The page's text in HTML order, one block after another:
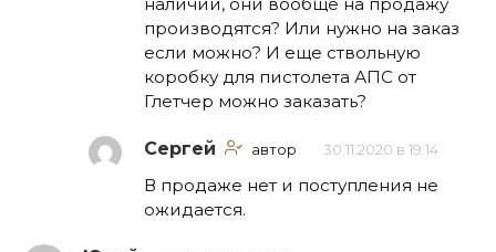
производятся? Или нужно на заказ
если можно? И еще ствольную
коробку для пистолета АПС от
Глетчер можно заказать?
Сергей автор 30.11.2020 в 19:14
В продаже нет и поступления не
ожидается.